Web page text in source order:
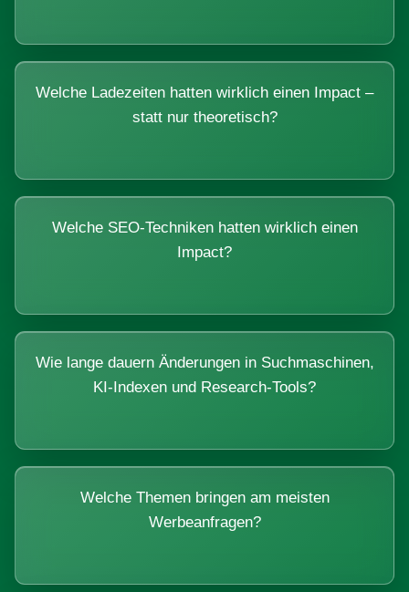
Welche Ladezeiten hatten wirklich einen Impact –
statt nur theoretisch?
Welche SEO-Techniken hatten wirklich einen
Impact?
Wie lange dauern Änderungen in Suchmaschinen,
KI-Indexen und Research-Tools?
Welche Themen bringen am meisten
Werbeanfragen?